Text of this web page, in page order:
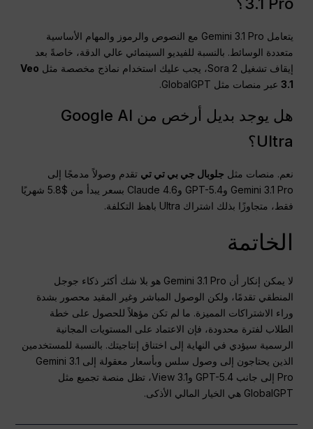
3.1 Pro؟
يتعامل Gemini 3.1 Pro مع النصوص والرموز والمهام الأساسية
متعددة الوسائط. بالنسبة للفيديو السينمائي عالي الدقة، خاصةً بعد
إيقاف تشغيل Sora 2، يجب عليك استخدام نماذج مخصصة مثل
Veo
3.1 عبر منصات مثل GlobalGPT.
هل يوجد بديل أرخص من Google AI
Ultra؟
نعم. منصات مثل جلوبال جي بي تي تي تقدم وصولاً مدمجًا إلى
Gemini 3.1 Pro وGPT-5.4 وClaude 4.6 بسعر يبدأ من $5.8 شهريًا
فقط، متجاوزًا بذلك اشتراك Ultra باهظ التكلفة.
الخاتمة
لا يمكن إنكار أن Gemini 3.1 Pro هو بلا شك أكثر ذكاء جوجل
المنطقي تقدمًا، ولكن الوصول المباشر وغير المقيد محصور بشدة
وراء الاشتراكات المميزة. ما لم تكن مؤهلاً للحصول على خطة
الطلاب لفترة محدودة، فإن الاعتماد على المستويات المجانية
الرسمية سيؤدي في النهاية إلى اختناق إنتاجيتك. بالنسبة للمستخدمين
الذين يحتاجون إلى وصول سلس وبأسعار معقولة إلى Gemini 3.1
Pro إلى جانب GPT-5.4 وView 3.1، تظل منصة تجميع مثل
GlobalGPT هي الخيار المالي الأذكى.